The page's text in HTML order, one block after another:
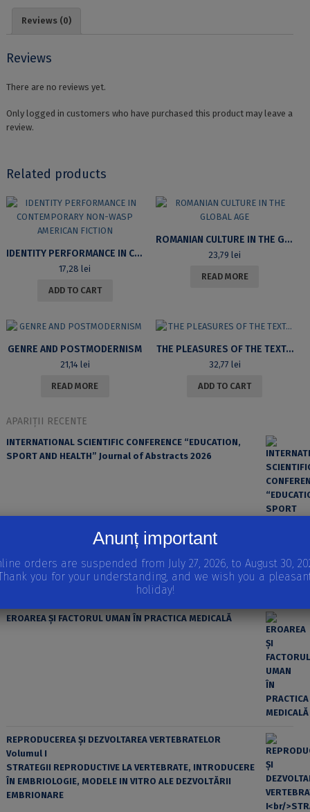
EASTERN
RELATIONS
COLD
BROADCASTING
BEYOND
quantity
Reviews (0)
Reviews
There are no reviews yet.
Only logged in customers who have purchased this product may leave a
review.
Related products
IDENTITY PERFORMANCE IN CONTEMPORARY NON-WASP AMERICAN FICTION
17,28 lei
ADD TO CART
ROMANIAN CULTURE IN THE GLOBAL AGE
23,79 lei
READ MORE
GENRE AND POSTMODERNISM
21,14 lei
READ MORE
THE PLEASURES OF THE TEXT…
32,77 lei
ADD TO CART
APARIȚII RECENTE
INTERNATIONAL SCIENTIFIC CONFERENCE “EDUCATION,
SPORT AND HEALTH” Journal of Abstracts 2026
EROAREA ȘI FACTORUL UMAN ÎN PRACTICA MEDICALĂ
REPRODUCEREA ȘI DEZVOLTAREA VERTEBRATELOR
Volumul I
STRATEGII REPRODUCTIVE LA VERTEBRATE, INTRODUCERE
ÎN EMBRIOLOGIE, MODELE IN VITRO ALE DEZVOLTĂRII
EMBRIONARE
Anunț important
orders are suspended from July 27, 2026, to August 30,
you for your understanding, and we wish you a
holiday!